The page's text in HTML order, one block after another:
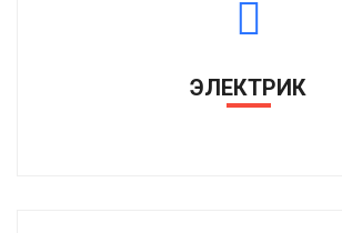
ЭЛЕКТРИК